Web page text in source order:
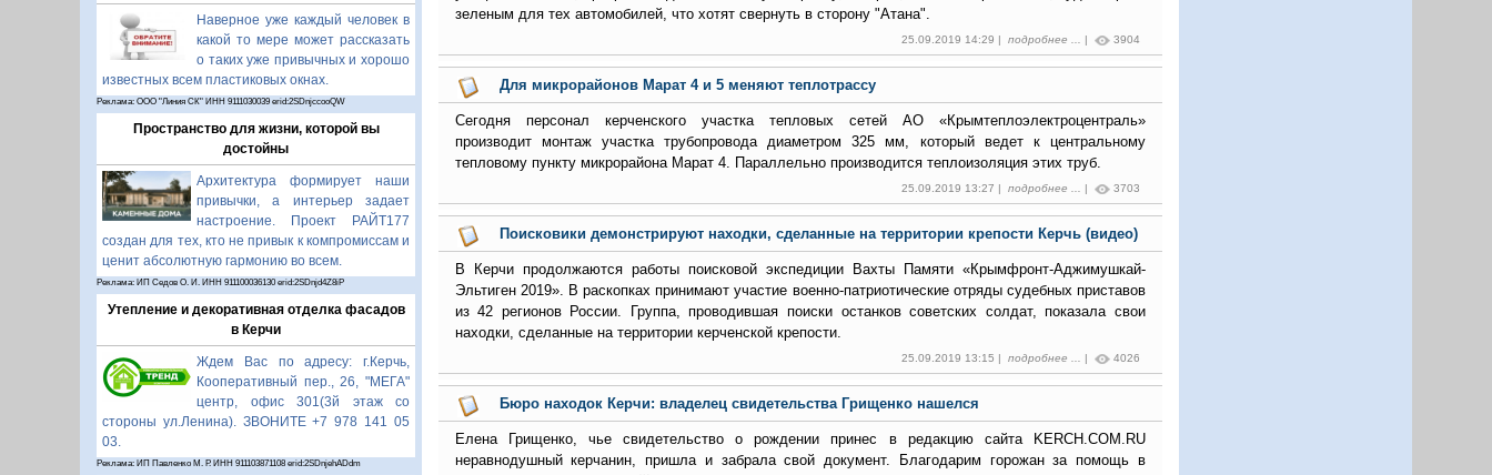
Наверное уже каждый человек в
какой то мере может рассказать
о таких уже привычных и хорошо
известных всем пластиковых окнах.
Реклама: ООО "Линия СК" ИНН 9111030039 erid:2SDnjccooQW
Пространство для жизни, которой вы
достойны
Архитектура формирует наши
привычки, а интерьер задает
настроение. Проект РАЙТ177
создан для тех, кто не привык к компромиссам и
ценит абсолютную гармонию во всем.
Реклама: ИП Седов О. И. ИНН 911100036130 erid:2SDnjd4Z8iP
Утепление и декоративная отделка фасадов
в Керчи
Ждем Вас по адресу: г.Керчь,
Кооперативный пер., 26, "МЕГА"
центр, офис 301(3й этаж со
стороны ул.Ленина). ЗВОНИТЕ +7 978 141 05
03.
Реклама: ИП Павленко М. Р. ИНН 911103871108 erid:2SDnjehADdm
зеленым для тех автомобилей, что хотят свернуть в сторону "Атана".
25.09.2019 14:29 | подробнее ... | 3904
Для микрорайонов Марат 4 и 5 меняют теплотрассу
Сегодня персонал керченского участка тепловых сетей АО «Крымтеплоэлектроцентраль»
производит монтаж участка трубопровода диаметром 325 мм, который ведет к центральному
тепловому пункту микрорайона Марат 4. Параллельно производится теплоизоляция этих труб.
25.09.2019 13:27 | подробнее ... | 3703
Поисковики демонстрируют находки, сделанные на территории крепости Керчь (видео)
В Керчи продолжаются работы поисковой экспедиции Вахты Памяти «Крымфронт-Аджимушкай-
Эльтиген 2019». В раскопках принимают участие военно-патриотические отряды судебных приставов
из 42 регионов России. Группа, проводившая поиски останков советских солдат, показала свои
находки, сделанные на территории керченской крепости.
25.09.2019 13:15 | подробнее ... | 4026
Бюро находок Керчи: владелец свидетельства Грищенко нашелся
Елена Грищенко, чье свидетельство о рождении принес в редакцию сайта KERCH.COM.RU
неравнодушный керчанин, пришла и забрала свой документ. Благодарим горожан за помощь в